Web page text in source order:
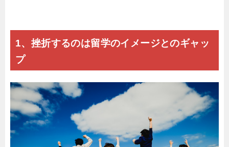
1、挫折するのは留学のイメージとのギャッ
プ